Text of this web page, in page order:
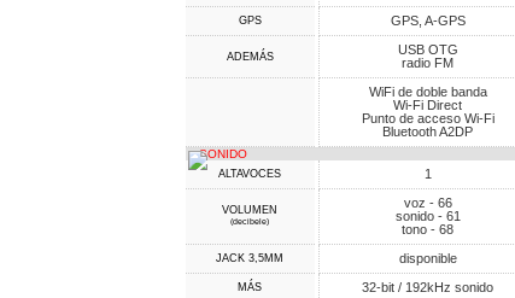
GPS GPS, A-GPS
ADEMÁS
USB OTG
radio FM
WiFi de doble banda
Wi-Fi Direct
Punto de acceso Wi-Fi
Bluetooth A2DP
SONIDO
ALTAVOCES 1
VOLUMEN
(decibele)
voz - 66
sonido - 61
tono - 68
JACK 3,5MM disponible
MÁS 32-bit / 192kHz sonido